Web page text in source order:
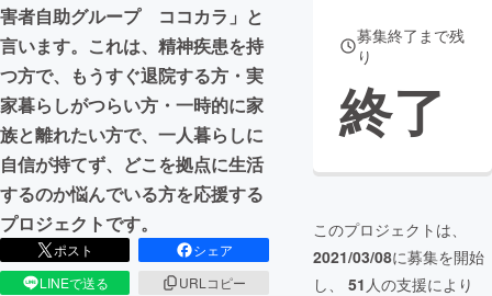
害者自助グループ ココカラ」と
言います。これは、精神疾患を持
つ方で、もうすぐ退院する方・実
家暮らしがつらい方・一時的に家
族と離れたい方で、一人暮らしに
自信が持てず、どこを拠点に生活
するのか悩んでいる方を応援する
プロジェクトです。
ポスト
シェア
LINEで送る
URLコピー
募集終了まで残
り
終了
このプロジェクトは、
2021/03/08に募集を開始
し、 51 人の支援により